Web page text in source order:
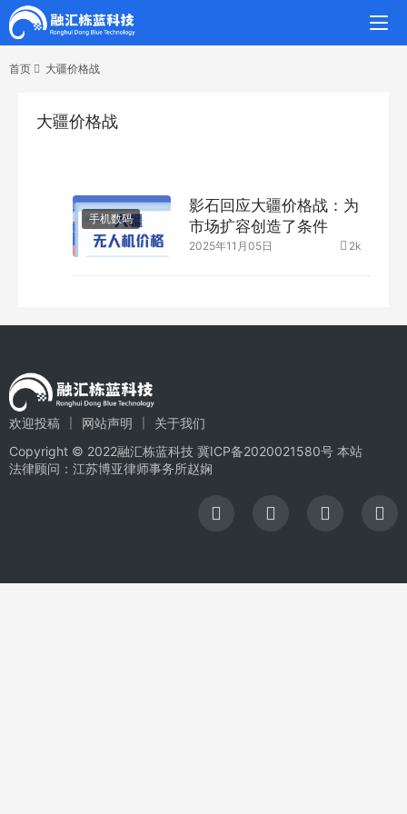
首页 大疆价格战
大疆价格战
手机数码
影石回应大疆价格战：为
市场扩容创造了条件
2025年11月05日 2k
欢迎投稿 网站声明
关于我们
Copyright © 2022融汇栋蓝科技 冀ICP备2020021580号 本站
法律顾问：江苏博亚律师事务所赵娴